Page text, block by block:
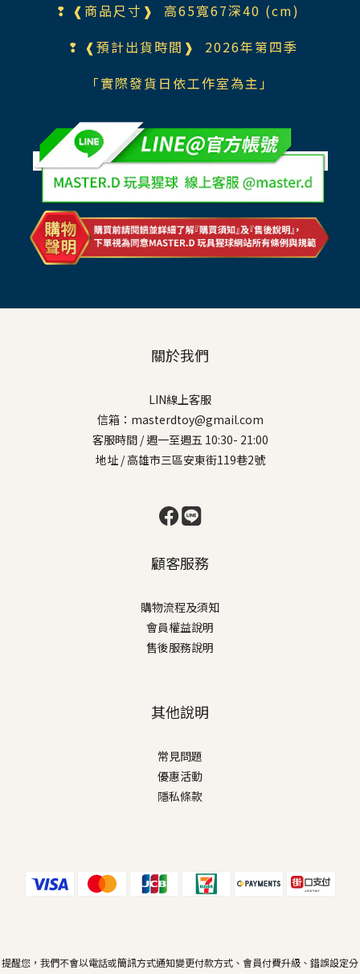
❢ ❰商品尺寸❱ 高65寬67深40 (cm)
❢ ❰預計出貨時間❱ 2026年第四季
「實際發貨日依工作室為主」
關於我們
LIN線上客服
信箱：masterdtoy@gmail.com
客服時間 / 週一至週五 10:30- 21:00
地址 / 高雄市三區安東街119巷2號
顧客服務
購物流程及須知
會員權益說明
售後服務說明
其他說明
常見問題
優惠活動
隱私條款
提醒您，我們不會以電話或簡訊方式通知變更付款方式、會員付費升級、錯誤設定分